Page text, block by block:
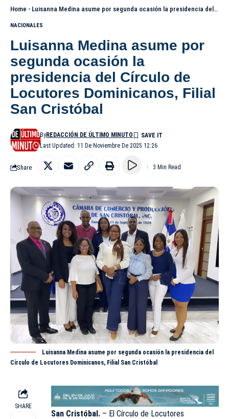
Home - Luisanna Medina asume por segunda ocasión la presidencia del Círculo de Locutores Dominicanos, Filial San Cristóbal
NACIONALES
Luisanna Medina asume por
segunda ocasión la
presidencia del Círculo de
Locutores Dominicanos, Filial
San Cristóbal
Last Updated: 11 De Noviembre De 2025 12:26
ByREDACCIÓN DE ÚLTIMO MINUTO
Share 3 Min Read
Luisanna Medina asume por segunda ocasión la presidencia del
Círculo de Locutores Dominicanos, Filial San Cristóbal
SHARE
San Cristóbal. – El Círculo de Locutores